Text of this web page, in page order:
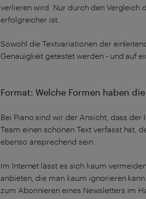
verlieren wird. Nur durch den Vergleich
erfolgreicher ist.
Sowohl die Textvariationen der
Genauigkeit getestet werden - und auf
Format: Welche Formen haben
Bei Piano sind wir der Ansicht, dass
Team einen schönen Text verfasst hat,
ebenso ansprechend sein.
Im Internet lässt es sich kaum
anbieten, die man kaum ignorieren
zum Abonnieren eines Newsletters im